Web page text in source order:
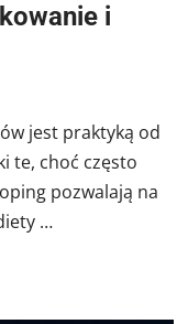
i
jest praktyką od
te, choć często
pozwalają na
…